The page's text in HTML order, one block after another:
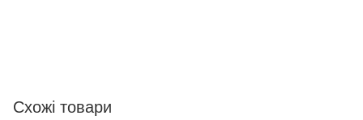
Схожі товари